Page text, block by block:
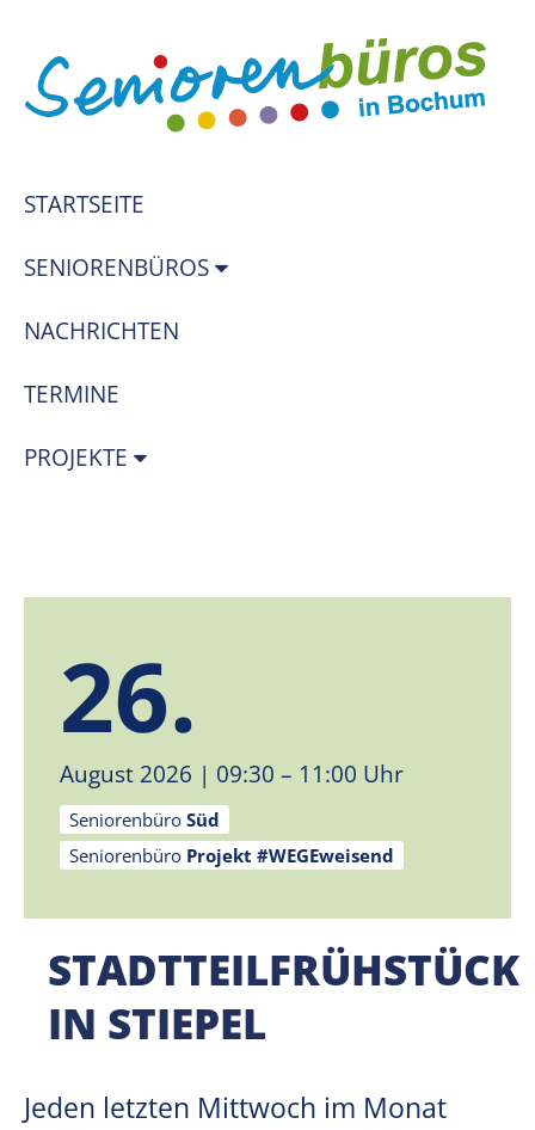
STARTSEITE
SENIORENBÜROS
NACHRICHTEN
TERMINE
PROJEKTE
26.
August 2026 | 09:30 – 11:00 Uhr
Seniorenbüro Süd
Seniorenbüro Projekt #WEGEweisend
STADTTEILFRÜHSTÜCK
IN STIEPEL
Jeden letzten Mittwoch im Monat